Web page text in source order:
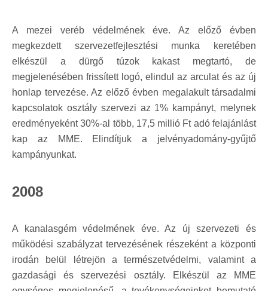
A mezei veréb védelmének éve. Az előző évben
megkezdett szervezetfejlesztési munka keretében
elkészül a dürgő túzok kakast megtartó, de
megjelenésében frissített logó, elindul az arculat és az új
honlap tervezése. Az előző évben megalakult társadalmi
kapcsolatok osztály szervezi az 1% kampányt, melynek
eredményeként 30%-al több, 17,5 millió Ft adó felajánlást
kap az MME. Elindítjuk a jelvényadomány-gyűjtő
kampányunkat.
2008
A kanalasgém védelmének éve. Az új szervezeti és
működési szabályzat tervezésének részeként a központi
irodán belül létrejön a természetvédelmi, valamint a
gazdasági és szervezési osztály. Elkészül az MME